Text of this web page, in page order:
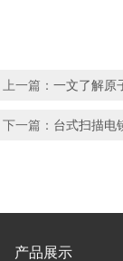
上一篇： 一文了解原
下一篇： 台式扫描电
产品展示